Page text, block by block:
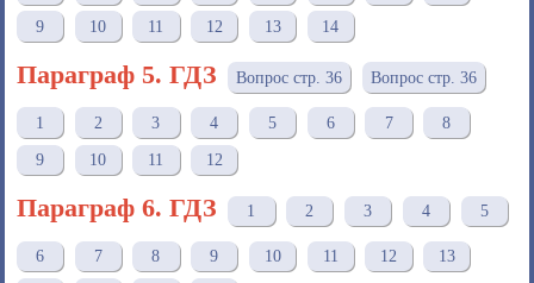
9 10 11 12 13 14
Параграф 5. ГДЗ Вопрос стр. 36 Вопрос стр. 36
1 2 3 4 5 6 7 8
9 10 11 12
Параграф 6. ГДЗ 1 2 3 4 5
6 7 8 9 10 11 12 13